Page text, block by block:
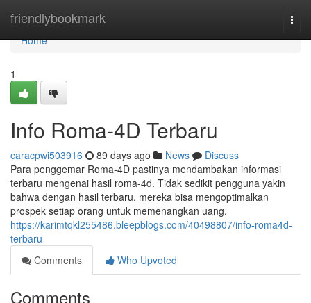
friendlybookmark
Home
Home
1
Info Roma-4D Terbaru
caracpwi503916 89 days ago News
Discuss
Para penggemar Roma-4D pastinya mendambakan informasi
terbaru mengenai hasil roma-4d. Tidak sedikit pengguna yakin
bahwa dengan hasil terbaru, mereka bisa mengoptimalkan
prospek setiap orang untuk memenangkan uang.
https://karimtqkl255486.bleepblogs.com/40498807/info-roma4d-
terbaru
Comments
Who Upvoted
Comments